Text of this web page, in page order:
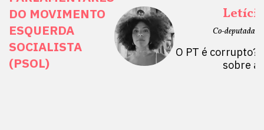
DO MOVIMENTO
ESQUERDA
SOCIALISTA
(PSOL)
Direitos
do Sul, SP)
Mulheres por +
Público abre
Co-deputada
O PT é corrupto?
sobre a